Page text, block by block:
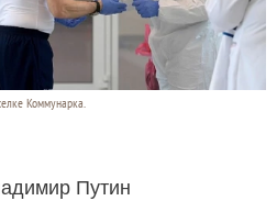
Коммунарка.
Путин